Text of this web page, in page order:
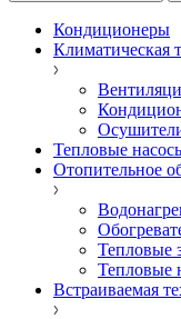
Кондиционеры
Климатическая
Тепловые
Отопительное
Тепловые
Тепловые
Встраиваемая